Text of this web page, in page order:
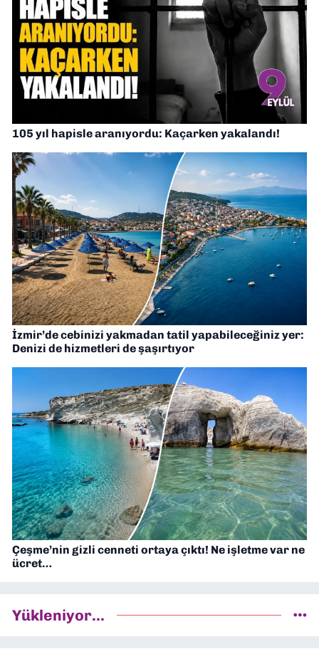
105 yıl hapisle aranıyordu: Kaçarken yakalandı!
İzmir’de cebinizi yakmadan tatil yapabileceğiniz yer:
Denizi de hizmetleri de şaşırtıyor
Çeşme’nin gizli cenneti ortaya çıktı! Ne işletme var ne
ücret…
Yükleniyor...